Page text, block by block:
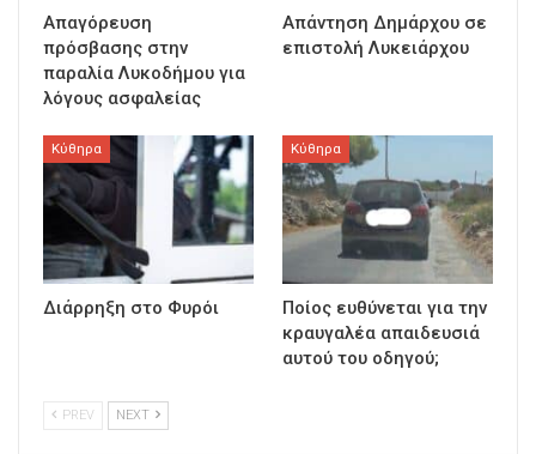
Απαγόρευση
πρόσβασης στην
παραλία Λυκοδήμου για
λόγους ασφαλείας
Απάντηση Δημάρχου σε
επιστολή Λυκειάρχου
Κύθηρα
Διάρρηξη στο Φυρόι
Κύθηρα
Ποίος ευθύνεται για την
κραυγαλέα απαιδευσιά
αυτού του οδηγού;
PREV NEXT